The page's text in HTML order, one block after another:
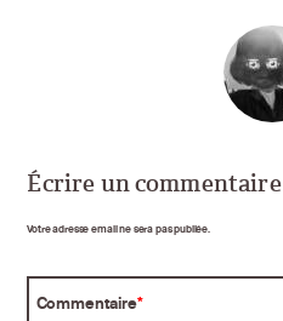
Écrire un commentaire
Votre adresse email ne sera pas publiée.
Commentaire*